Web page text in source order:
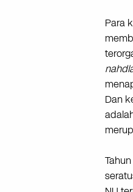
Para
Dan